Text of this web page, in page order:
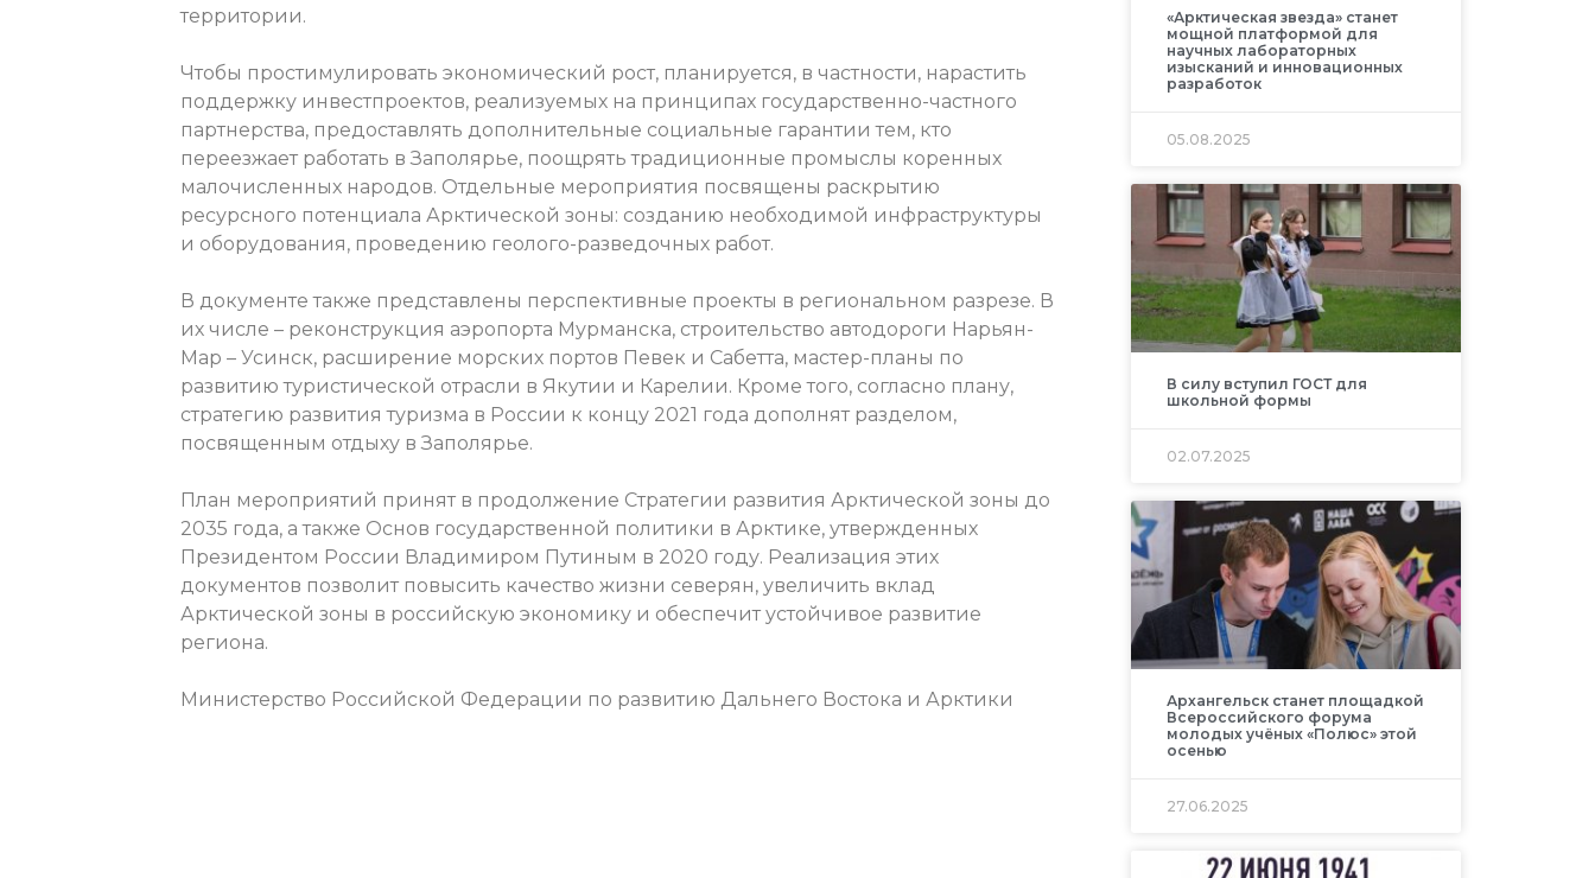
территории.
Чтобы простимулировать экономический рост, планируется, в частности, нарастить
поддержку инвестпроектов, реализуемых на принципах государственно-частного
партнерства, предоставлять дополнительные социальные гарантии тем, кто
переезжает работать в Заполярье, поощрять традиционные промыслы коренных
малочисленных народов. Отдельные мероприятия посвящены раскрытию
ресурсного потенциала Арктической зоны: созданию необходимой инфраструктуры
и оборудования, проведению геолого-разведочных работ.
В документе также представлены перспективные проекты в региональном разрезе. В
их числе – реконструкция аэропорта Мурманска, строительство автодороги Нарьян-
Мар – Усинск, расширение морских портов Певек и Сабетта, мастер-планы по
развитию туристической отрасли в Якутии и Карелии. Кроме того, согласно плану,
стратегию развития туризма в России к концу 2021 года дополнят разделом,
посвященным отдыху в Заполярье.
План мероприятий принят в продолжение Стратегии развития Арктической зоны до
2035 года, а также Основ государственной политики в Арктике, утвержденных
Президентом России Владимиром Путиным в 2020 году. Реализация этих
документов позволит повысить качество жизни северян, увеличить вклад
Арктической зоны в российскую экономику и обеспечит устойчивое развитие
региона.
Министерство Российской Федерации по развитию Дальнего Востока и Арктики
«Арктическая звезда» станет
мощной платформой для
научных лабораторных
изысканий и инновационных
разработок
05.08.2025
В силу вступил ГОСТ для
школьной формы
02.07.2025
Архангельск станет площадкой
Всероссийского форума
молодых учёных «Полюс» этой
осенью
27.06.2025